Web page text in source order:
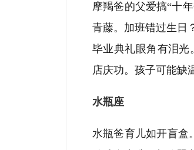
摩羯爸的父爱搞“十
青藤。加班错过生日
毕业典礼眼角有泪光
店庆功。孩子可能缺
水瓶座
水瓶爸育儿如开盲盒